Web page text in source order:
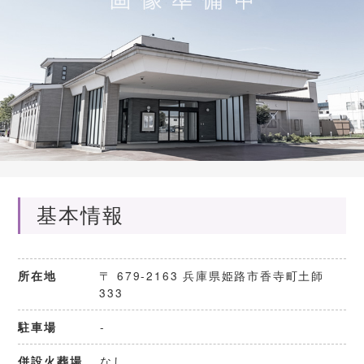
基本情報
所在地
〒 679-2163 兵庫県姫路市香寺町土師
333
駐車場 -
併設火葬場 なし